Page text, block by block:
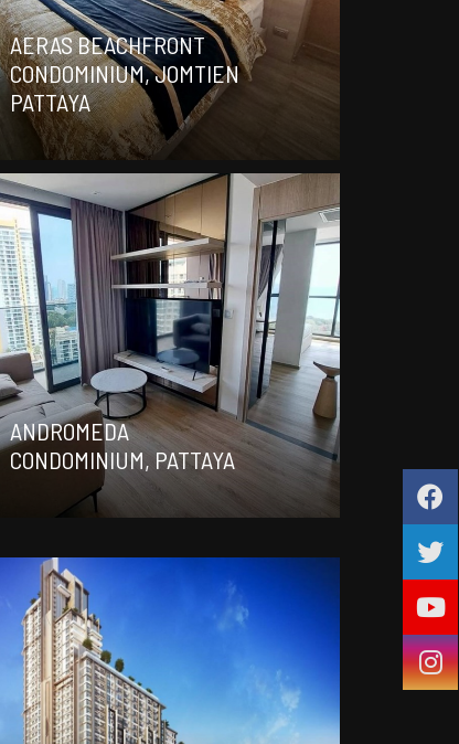
AERAS BEACHFRONT
CONDOMINIUM, JOMTIEN
PATTAYA 1
ANDROMEDA
CONDOMINIUM, PATTAYA
180 000
60
ДЕТАЛИ
4 000 000 ДЕТАЛИ